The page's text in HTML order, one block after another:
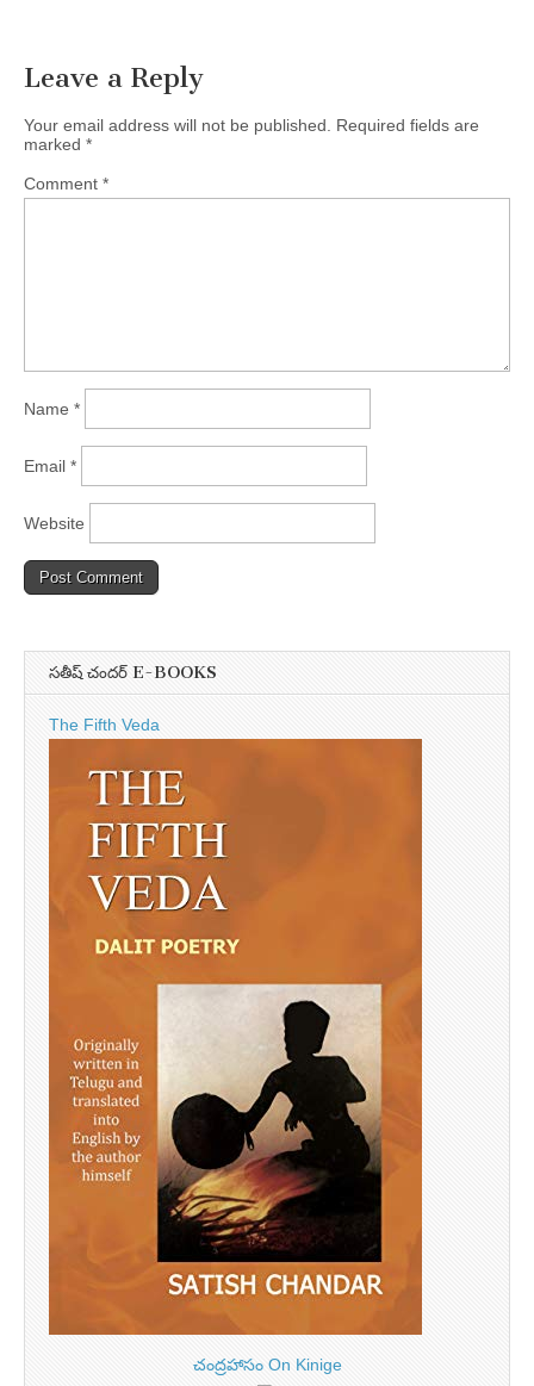
Leave a Reply
Your email address will not be published. Required fields are
marked *
Comment *
Name *
Email *
Website
సతీష్ చందర్ E-BOOKS
The Fifth Veda
చంద్రహాసం On Kinige